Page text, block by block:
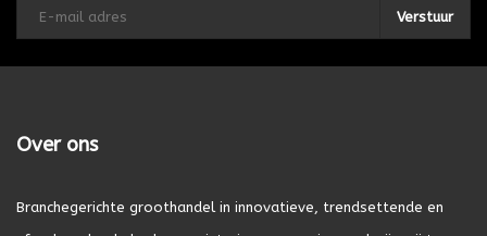
Verstuur
Over ons
Branchegerichte groothandel in innovatieve, trendsettende en